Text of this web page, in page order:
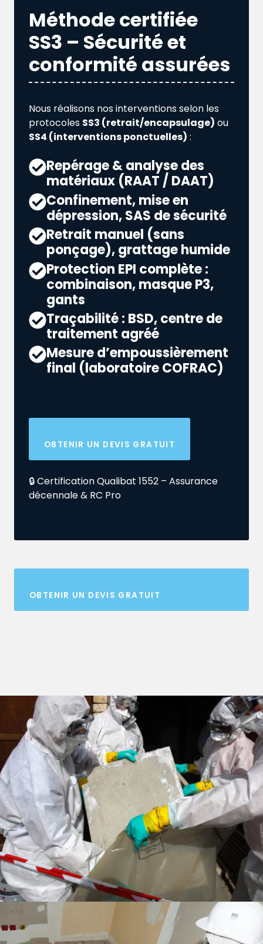
Méthode certifiée
SS3 – Sécurité et
conformité assurées
Nous réalisons nos interventions selon les
protocoles SS3 (retrait/encapsulage) ou
SS4 (interventions ponctuelles) :
Repérage & analyse des
matériaux (RAAT / DAAT)
Confinement, mise en
dépression, SAS de sécurité
Retrait manuel (sans
ponçage), grattage humide
Protection EPI complète :
combinaison, masque P3,
gants
Traçabilité : BSD, centre de
traitement agréé
Mesure d’empoussièrement
final (laboratoire COFRAC)
OBTENIR UN DEVIS GRATUIT
🔒 Certification Qualibat 1552 – Assurance
décennale & RC Pro
OBTENIR UN DEVIS GRATUIT